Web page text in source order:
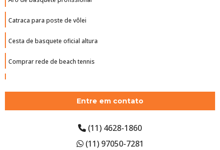
Catraca para poste de vôlei
Cesta de basquete oficial altura
Comprar rede de beach tennis
Empresa de piso monolítico
Estrutura de basquete oficial
Entre em contato
(11) 4628-1860
(11) 97050-7281